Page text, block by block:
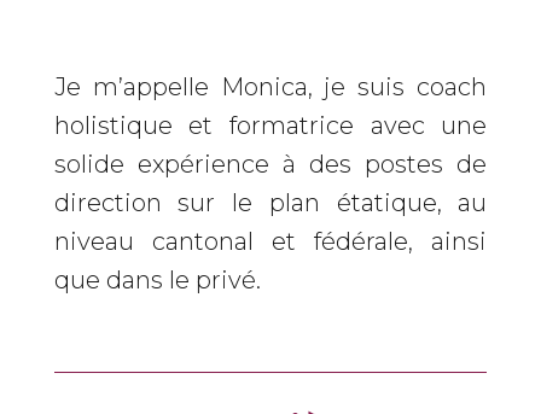
Je m’appelle Monica, je suis coach
holistique et formatrice avec une
solide expérience à des postes de
direction sur le plan étatique, au
niveau cantonal et fédérale, ainsi
que dans le privé.